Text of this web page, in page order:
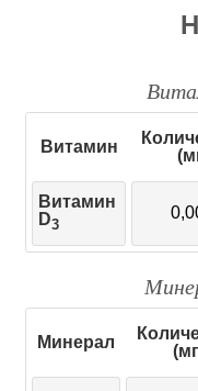
Витамин
Витамин
D3
Минерал